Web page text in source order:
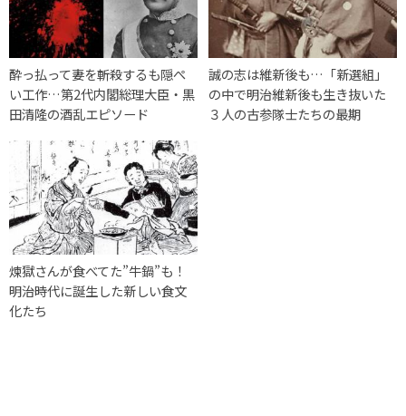
酔っ払って妻を斬殺するも隠ぺ
い工作…第2代内閣総理大臣・黒
田清隆の酒乱エピソード
誠の志は維新後も…「新選組」
の中で明治維新後も生き抜いた
３人の古参隊士たちの最期
煉獄さんが食べてた”牛鍋”も！
明治時代に誕生した新しい食文
化たち